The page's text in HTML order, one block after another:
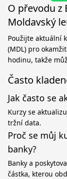
O převodu z
Moldavský
Použijte aktuální
(MDL) pro
hodinu, takže
Často
Jak často se
Kurzy se
tržní data.
Proč se můj
banky?
Banky a
částka, kterou